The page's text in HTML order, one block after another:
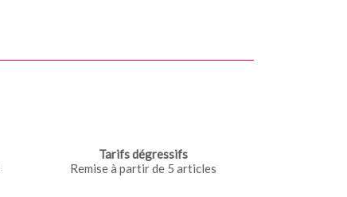
Tarifs dégressifs
Remise à partir de 5 articles